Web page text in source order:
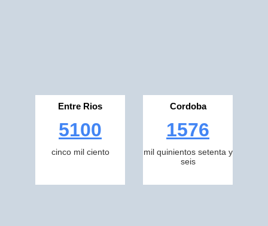
Entre Rios
5100
cinco mil ciento
Cordoba
1576
mil quinientos setenta y
seis